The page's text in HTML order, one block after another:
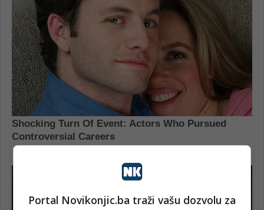
Portal Novikonjic.ba traži vašu dozvolu za